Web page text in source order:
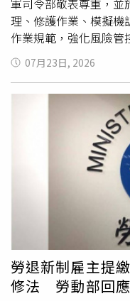
軍司令部敬表尊重，並
理、修護作業、模擬機
作業規範，強化風險管
紀錄工單未依規定填
檢討精進。空軍司令部
查中，本軍同步透過人
安管理系統等作為，
動防撞地系統安裝作業
07月23日, 2026
勞退新制雇主提
修法 勞動部回